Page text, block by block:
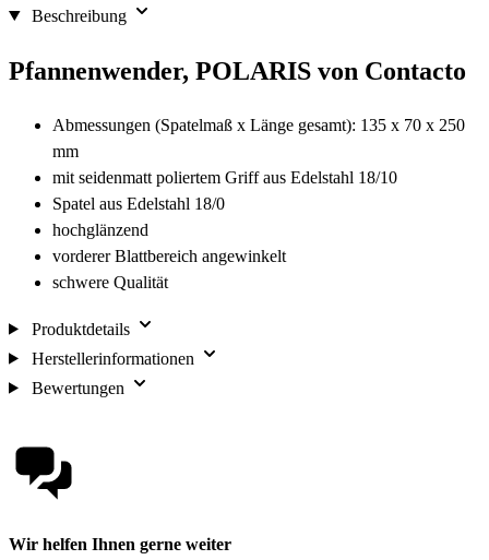
Beschreibung
Pfannenwender, POLARIS von Contacto
Abmessungen (Spatelmaß x Länge gesamt): 135 x 70 x 250
mm
mit seidenmatt poliertem Griff aus Edelstahl 18/10
Spatel aus Edelstahl 18/0
hochglänzend
vorderer Blattbereich angewinkelt
schwere Qualität
Produktdetails
Herstellerinformationen
Bewertungen
Wir helfen Ihnen gerne weiter